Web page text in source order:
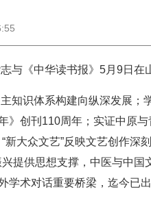
与《中华读书报》5月9日在
知识体系构建向纵深发展；
》创刊110周年；实证中原
大众文艺”反映文艺创作深
提供思想支撑，中医与中国
学术对话重要桥梁，迄今已出